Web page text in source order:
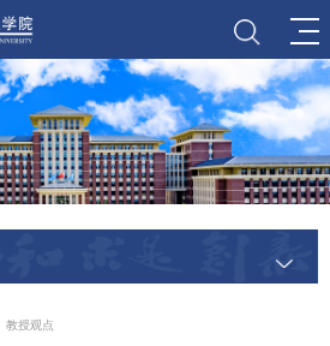
教授观点